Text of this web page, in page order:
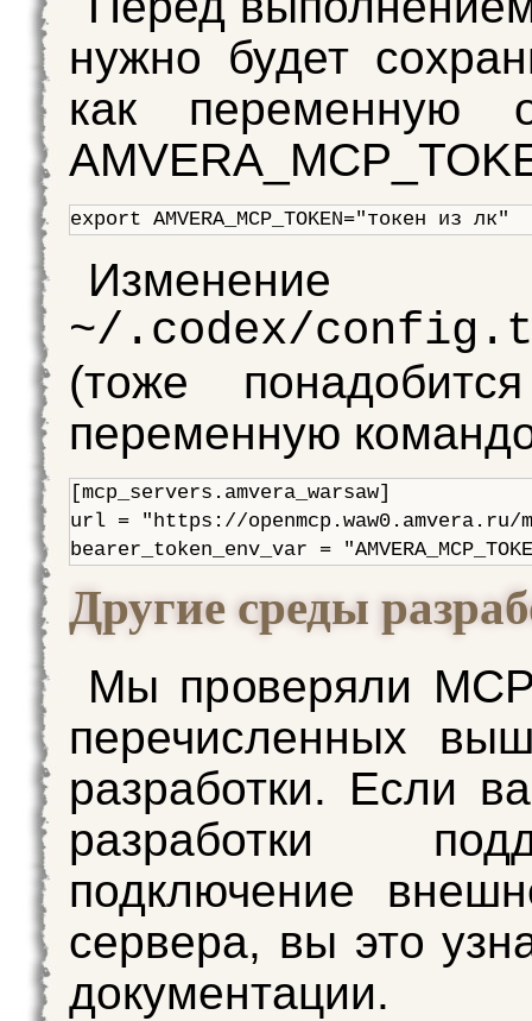
нужно будет
как переменную
Изменение
~/.codex/
(тоже
переменную
[mcp_servers.amvera_warsaw]
url = "https://openmcp.waw0.amvera.ru/
Другие среды
Мы проверяли
перечисленных
разработки. Если
разработки
подключение
сервера, вы это
документации.